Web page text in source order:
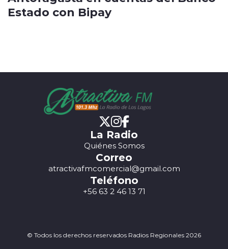
Estado con Bipay
La Radio
Quiénes Somos
Correo
atractivafmcomercial@gmail.com
Teléfono
+56 63 2 46 13 71
© Todos los derechos reservados Radios Regionales 2026